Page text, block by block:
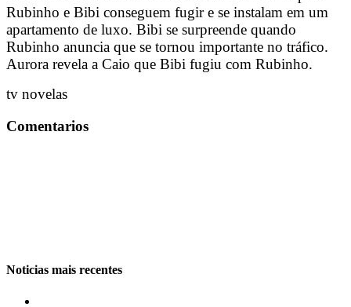
Rubinho e Bibi conseguem fugir e se instalam em um
apartamento de luxo. Bibi se surpreende quando
Rubinho anuncia que se tornou importante no tráfico.
Aurora revela a Caio que Bibi fugiu com Rubinho.
tv novelas
Comentarios
Noticias mais recentes